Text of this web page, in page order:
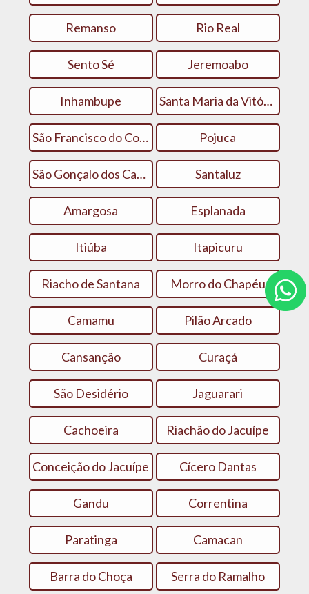
Remanso Rio Real
Sento Sé Jeremoabo
Inhambupe Santa Maria da Vitória
São Francisco do Conde Pojuca
São Gonçalo dos Campos Santaluz
Amargosa Esplanada
Itiúba Itapicuru
Riacho de Santana Morro do Chapéu
Camamu Pilão Arcado
Cansanção Curaçá
São Desidério Jaguarari
Cachoeira Riachão do Jacuípe
Conceição do Jacuípe Cícero Dantas
Gandu Correntina
Paratinga Camacan
Barra do Choça Serra do Ramalho